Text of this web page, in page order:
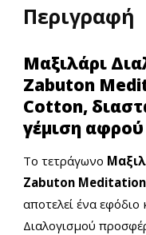
Περιγραφή
Μαξιλάρι
Zabuton
Cotton,
γέμιση
Το τετράγωνο
Zabuton
αποτελεί ένα εφόδιο
Διαλογισμού